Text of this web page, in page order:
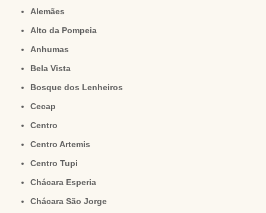
Alemães
Alto da Pompeia
Anhumas
Bela Vista
Bosque dos Lenheiros
Cecap
Centro
Centro Artemis
Centro Tupi
Chácara Esperia
Chácara São Jorge